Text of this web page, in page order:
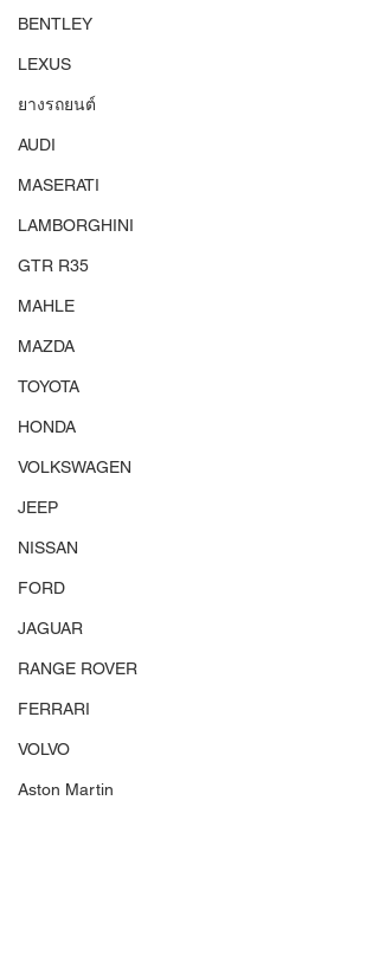
BENTLEY
LEXUS
ยางรถยนต์
AUDI
MASERATI
LAMBORGHINI
GTR R35
MAHLE
MAZDA
TOYOTA
HONDA
VOLKSWAGEN
JEEP
NISSAN
FORD
JAGUAR
RANGE ROVER
FERRARI
VOLVO
Aston Martin